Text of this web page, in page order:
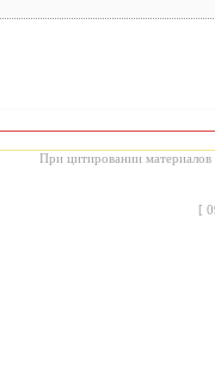
При цитировании материалов
[